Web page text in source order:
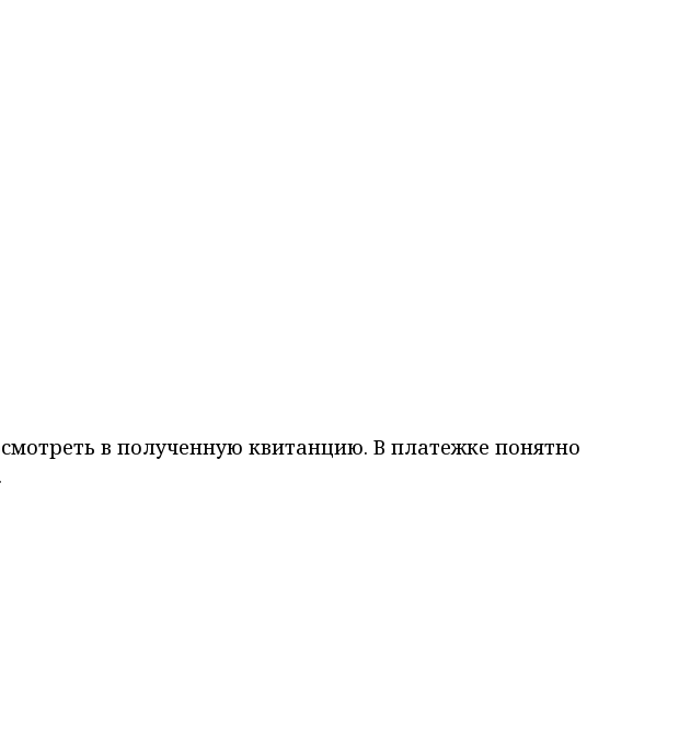
в полученную квитанцию. В платежке понятно